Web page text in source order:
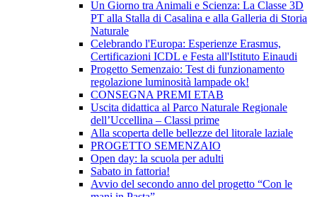
Un Giorno tra Animali e Scienza: La Classe 3D
PT alla Stalla di Casalina e alla Galleria di Storia
Naturale
Celebrando l'Europa: Esperienze Erasmus,
Certificazioni ICDL e Festa all'Istituto Einaudi
Progetto Semenzaio: Test di funzionamento
regolazione luminosità lampade ok!
CONSEGNA PREMI ETAB
Uscita didattica al Parco Naturale Regionale
dell’Uccellina – Classi prime
Alla scoperta delle bellezze del litorale laziale
PROGETTO SEMENZAIO
Open day: la scuola per adulti
Sabato in fattoria!
Avvio del secondo anno del progetto “Con le